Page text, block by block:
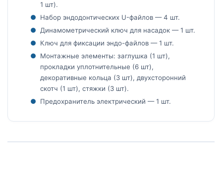
1 шт).
Набор эндодонтических U-файлов — 4 шт.
Динамометрический ключ для насадок — 1 шт.
Ключ для фиксации эндо-файлов — 1 шт.
Монтажные элементы: заглушка (1 шт),
прокладки уплотнительные (6 шт),
декоративные кольца (3 шт), двухсторонний
скотч (1 шт), стяжки (3 шт).
Предохранитель электрический — 1 шт.